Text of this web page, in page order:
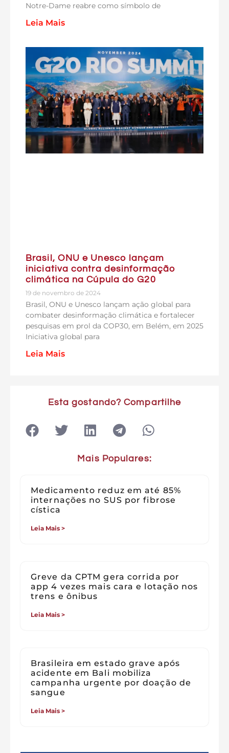
Notre-Dame reabre como símbolo de
Leia Mais
Brasil, ONU e Unesco lançam
iniciativa contra desinformação
climática na Cúpula do G20
19 de novembro de 2024
Brasil, ONU e Unesco lançam ação global para
combater desinformação climática e fortalecer
pesquisas em prol da COP30, em Belém, em 2025
Iniciativa global para
Leia Mais
Esta gostando? Compartilhe
Mais Populares:
Medicamento reduz em até 85%
internações no SUS por fibrose
cística
Leia Mais >
Greve da CPTM gera corrida por
app 4 vezes mais cara e lotação nos
trens e ônibus
Leia Mais >
Brasileira em estado grave após
acidente em Bali mobiliza
campanha urgente por doação de
sangue
Leia Mais >